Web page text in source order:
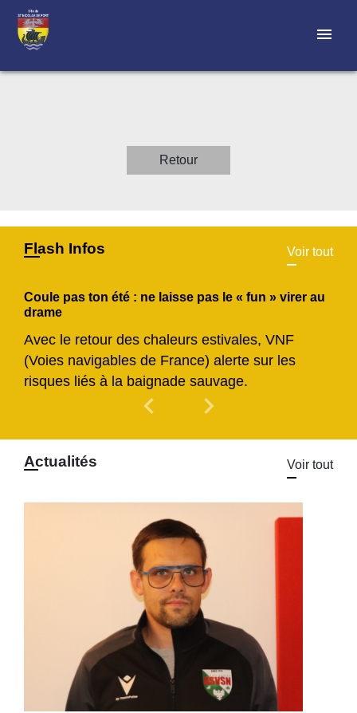
menu
Retour
Flash Infos Voir tout
Coule pas ton été : ne laisse pas le « fun » virer au
drame
Avec le retour des chaleurs estivales, VNF
(Voies navigables de France) alerte sur les
risques liés à la baignade sauvage.
chevron_left Previous
chevron_right
Actualités Voir tout